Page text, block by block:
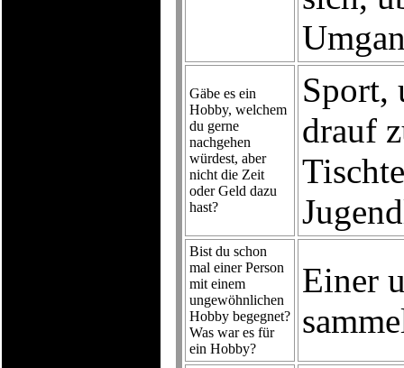
Gäbe es ein
Hobby, welchem
du gerne
nachgehen
würdest, aber
nicht die Zeit
oder Geld dazu
hast?
Sport,
drauf
Bist du schon
mal einer Person
mit einem
ungewöhnlichen
Hobby begegnet?
Was war es für
ein Hobby?
Einer